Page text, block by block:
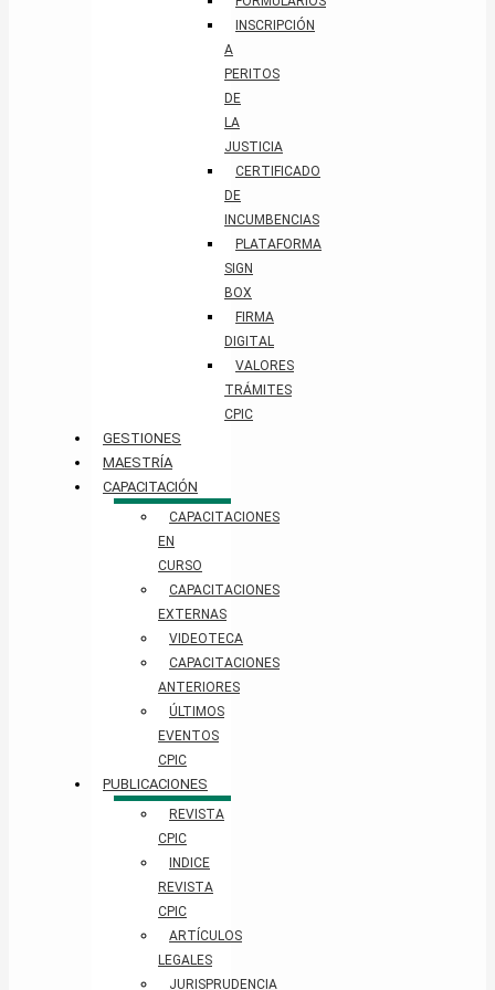
INSCRIPCIÓN
A
PERITOS
DE
LA
JUSTICIA
CERTIFICADO
DE
INCUMBENCIAS
PLATAFORMA
SIGN
BOX
FIRMA
DIGITAL
VALORES
TRÁMITES
CPIC
GESTIONES
MAESTRÍA
CAPACITACIÓN
CAPACITACIONES
EN
CURSO
CAPACITACIONES
EXTERNAS
VIDEOTECA
CAPACITACIONES
ANTERIORES
ÚLTIMOS
EVENTOS
CPIC
PUBLICACIONES
REVISTA
CPIC
INDICE
REVISTA
CPIC
ARTÍCULOS
LEGALES
JURISPRUDENCIA